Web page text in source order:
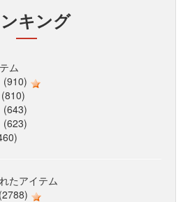
キング
ム
(910)
(810)
(643)
(623)
たアイテム
(2788)